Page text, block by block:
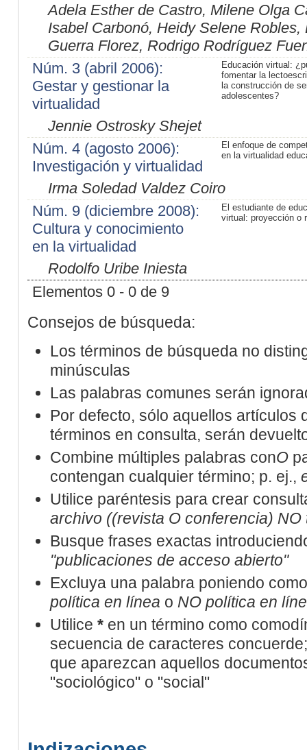
Adela Esther de Castro, Milene Olga
Isabel Carbonó, Heidy Selene
Guerra Florez, Rodrigo Rodríguez
Núm. 3 (abril 2006):
Gestar y gestionar la
virtualidad
Educación virtual:
fomentar la
la construcción de
adolescentes?
Jennie Ostrosky Shejet
Núm. 4 (agosto 2006):
Investigación y virtualidad
El enfoque de
en la virtualidad
Irma Soledad Valdez Coiro
Núm. 9 (diciembre 2008):
Cultura y conocimiento
en la virtualidad
El estudiante de
virtual: proyección o
Rodolfo Uribe Iniesta
Elementos 0 - 0 de 9
Consejos de búsqueda:
Los términos de búsqueda no
minúsculas
Las palabras comunes serán
Por defecto, sólo aquellos artículos
términos en consulta, serán
Combine múltiples palabras conO
contengan cualquier término; p. ej.,
Utilice paréntesis para crear
archivo ((revista O conferencia) NO
Busque frases exactas
"publicaciones de acceso abierto"
Excluya una palabra poniendo
política en línea o NO política en
Utilice *en un término como
secuencia de caracteres
que aparezcan aquellos
"sociológico" o "social"